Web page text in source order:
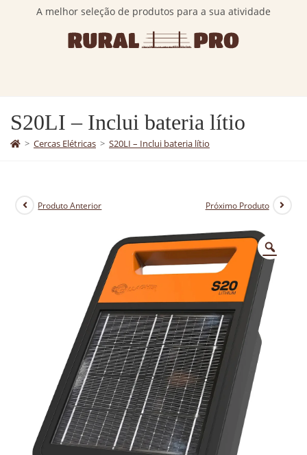
A melhor seleção de produtos para a sua atividade
S20LI – Inclui bateria lítio
> Cercas Elétricas > S20LI – Inclui bateria lítio
Produto Anterior Próximo Produto